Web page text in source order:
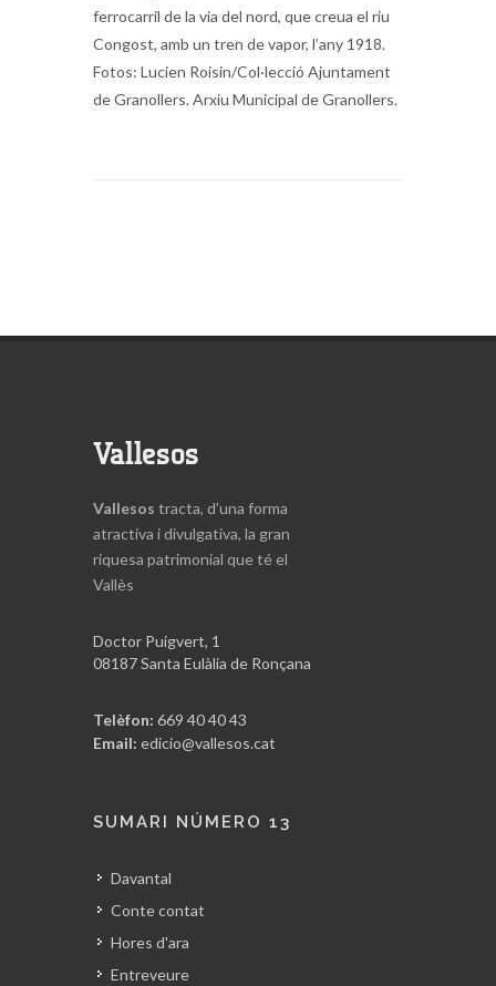
ferrocarril de la via del nord, que creua el riu
Congost, amb un tren de vapor, l’any 1918.
Fotos: Lucien Roisin/Col·lecció Ajuntament
de Granollers. Arxiu Municipal de Granollers.
Vallesos
Vallesos tracta, d’una forma
atractiva i divulgativa, la gran
riquesa patrimonial que té el
Vallès
Doctor Puigvert, 1
08187 Santa Eulàlia de Ronçana
Telèfon: 669 40 40 43
Email: edicio@vallesos.cat
SUMARI NÚMERO 13
Davantal
Conte contat
Hores d'ara
Entreveure